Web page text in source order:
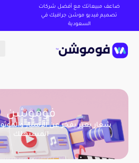
ضاعف مبيعاتك مع أفضل شركات
تصميم فيديو موشن جرافيك في
السعودية
فوموشن
شعار يعبر بفخر عن الأمتياز
المستهلك